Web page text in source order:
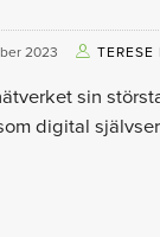
2023 TERESE
sin
digital